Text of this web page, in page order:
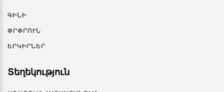
ԳԻՆԻ
ՓՐՓՐՈՒՆ
ԵՐԿԻՐՆԵՐ
Տեղեկություն